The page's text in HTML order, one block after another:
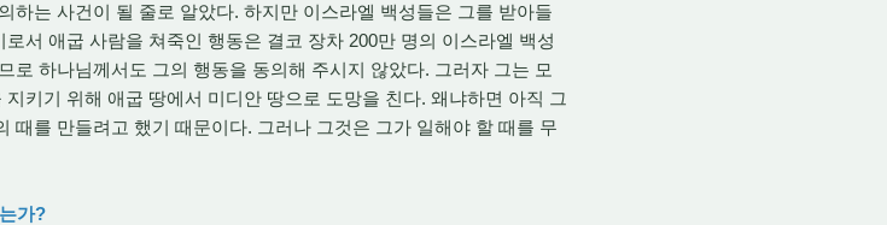
하는 사건이 될 줄로 알았다. 하지만 이스라엘 백성들은 그를 받아들
서 애굽 사람을 쳐죽인 행동은 결코 장차 200만 명의 이스라엘 백성
로 하나님께서도 그의 행동을 동의해 주시지 않았다. 그러자 그는 모
키기 위해 애굽 땅에서 미디안 땅으로 도망을 친다. 왜냐하면 아직 그
때를 만들려고 했기 때문이다. 그러나 그것은 그가 일해야 할 때를 무
가?